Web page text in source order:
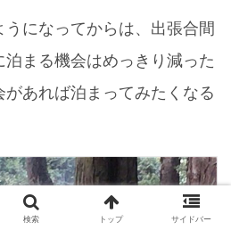
になってからは、出張合間
まる機会はめっきり減った
あれば泊まってみたくなる
検索 トップ サイドバー